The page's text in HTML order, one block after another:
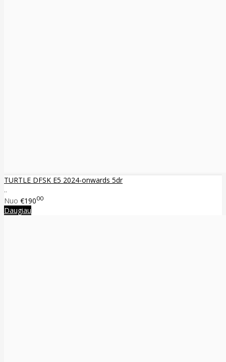
TURTLE DFSK E5 2024-onwards 5dr
..
Nuo €19000
Daugiau